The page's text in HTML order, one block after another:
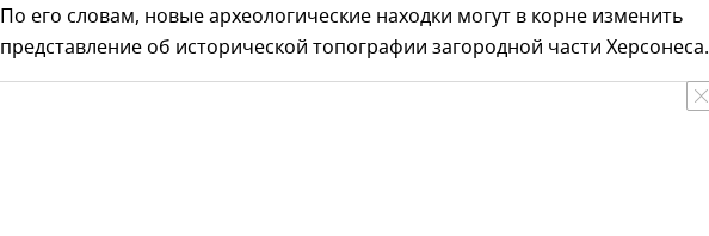
По его словам, новые археологические находки могут в корне изменить
представление об исторической топографии загородной части Херсонеса.